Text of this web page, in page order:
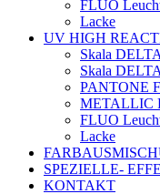
FLUO
Lacke
UV HIGH
Skala
Skala
PANTONE
METALLIC
FLUO
Lacke
SPEZIELLE-
KONTAKT